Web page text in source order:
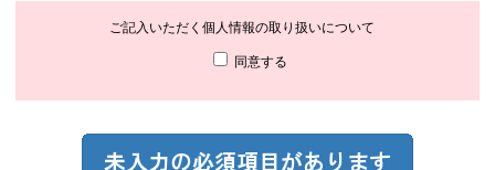
ご記入いただく個人情報の取り扱いについて
同意する